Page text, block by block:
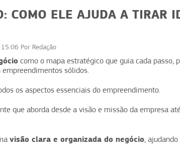
COMO ELE AJUDA A TIRAR
Por Redação
como o mapa estratégico que guia cada passo,
sólidos.
os aspectos essenciais do empreendimento.
que aborda desde a visão e missão da empresa
visão clara e organizada do negócio,
Assinatura de comida:
aumente vendas recorrentes